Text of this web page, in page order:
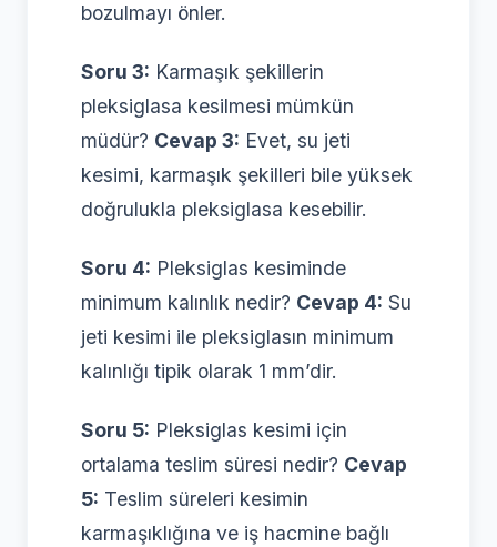
bozulmayı önler.
Soru 3: Karmaşık şekillerin
pleksiglasa kesilmesi mümkün
müdür? Cevap 3: Evet, su jeti
kesimi, karmaşık şekilleri bile yüksek
doğrulukla pleksiglasa kesebilir.
Soru 4: Pleksiglas kesiminde
minimum kalınlık nedir? Cevap 4: Su
jeti kesimi ile pleksiglasın minimum
kalınlığı tipik olarak 1 mm’dir.
Soru 5: Pleksiglas kesimi için
ortalama teslim süresi nedir? Cevap
5: Teslim süreleri kesimin
karmaşıklığına ve iş hacmine bağlı